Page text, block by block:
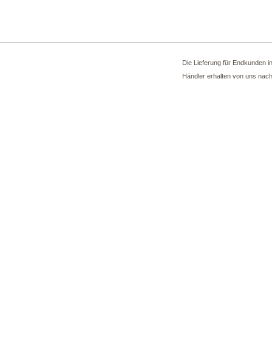
Die Lieferung für Endkunden
Händler erhalten von uns